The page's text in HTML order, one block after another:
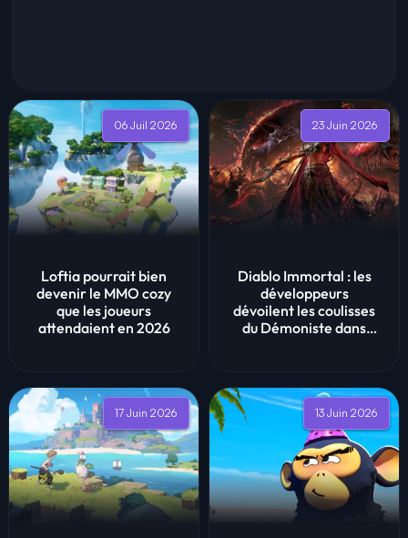
06 Juil 2026
Loftia pourrait bien
devenir le MMO cozy
que les joueurs
attendaient en 2026
23 Juin 2026
Diablo Immortal : les
développeurs
dévoilent les coulisses
du Démoniste dans
17 Juin 2026 13 Juin 2026